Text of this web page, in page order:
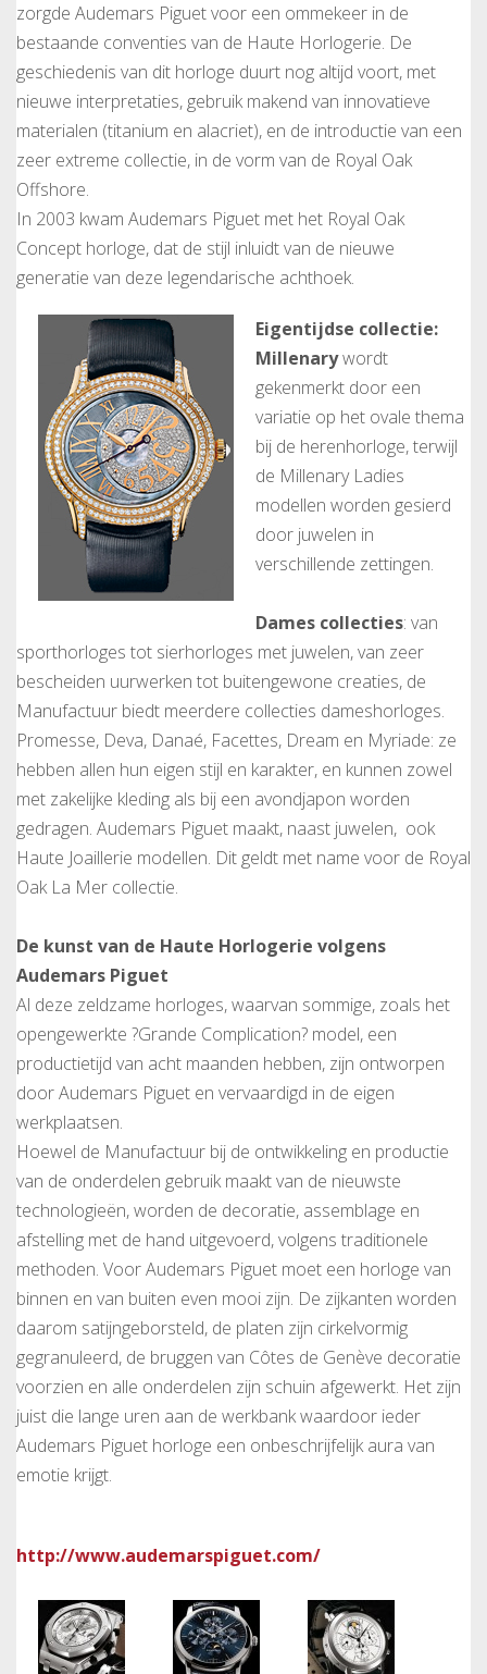
zorgde Audemars Piguet voor een ommekeer in de
bestaande conventies van de Haute Horlogerie. De
geschiedenis van dit horloge duurt nog altijd voort, met
nieuwe interpretaties, gebruik makend van innovatieve
materialen (titanium en alacriet), en de introductie van een
zeer extreme collectie, in de vorm van de Royal Oak
Offshore.
In 2003 kwam Audemars Piguet met het Royal Oak
Concept horloge, dat de stijl inluidt van de nieuwe
generatie van deze legendarische achthoek.
Eigentijdse collectie:
Millenarywordt
gekenmerkt door een
variatie op het ovale thema
bij de herenhorloge, terwijl
de Millenary Ladies
modellen worden gesierd
door juwelen in
verschillende zettingen.
Dames collecties: van
sporthorloges tot sierhorloges met juwelen, van zeer
bescheiden uurwerken tot buitengewone creaties, de
Manufactuur biedt meerdere collecties dameshorloges.
Promesse, Deva, Danaé, Facettes, Dream en Myriade: ze
hebben allen hun eigen stijl en karakter, en kunnen zowel
met zakelijke kleding als bij een avondjapon worden
gedragen. Audemars Piguet maakt, naast juwelen, ook
Haute Joaillerie modellen. Dit geldt met name voor de Royal
Oak La Mer collectie.
De kunst van de Haute Horlogerie volgens
Audemars Piguet
Al deze zeldzame horloges, waarvan sommige, zoals het
opengewerkte ?Grande Complication? model, een
productietijd van acht maanden hebben, zijn ontworpen
door Audemars Piguet en vervaardigd in de eigen
werkplaatsen.
Hoewel de Manufactuur bij de ontwikkeling en productie
van de onderdelen gebruik maakt van de nieuwste
technologieën, worden de decoratie, assemblage en
afstelling met de hand uitgevoerd, volgens traditionele
methoden. Voor Audemars Piguet moet een horloge van
binnen en van buiten even mooi zijn. De zijkanten worden
daarom satijngeborsteld, de platen zijn cirkelvormig
gegranuleerd, de bruggen van Côtes de Genève decoratie
voorzien en alle onderdelen zijn schuin afgewerkt. Het zijn
juist die lange uren aan de werkbank waardoor ieder
Audemars Piguet horloge een onbeschrijfelijk aura van
emotie krijgt.
http://www.audemarspiguet.com/